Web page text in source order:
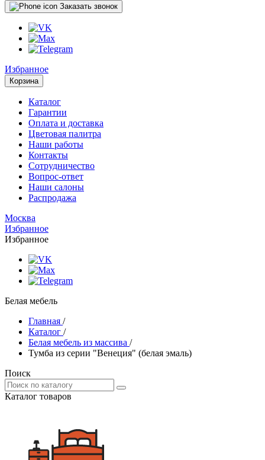
Заказать звонок
Избранное
Корзина
Каталог
Гарантии
Оплата и доставка
Цветовая палитра
Наши работы
Контакты
Сотрудничество
Вопрос-ответ
Наши салоны
Распродажа
Москва
Избранное
Избранное
Белая мебель
Главная /
Каталог /
Белая мебель из массива /
Тумба из серии "Венеция" (белая эмаль)
Поиск
Каталог товаров